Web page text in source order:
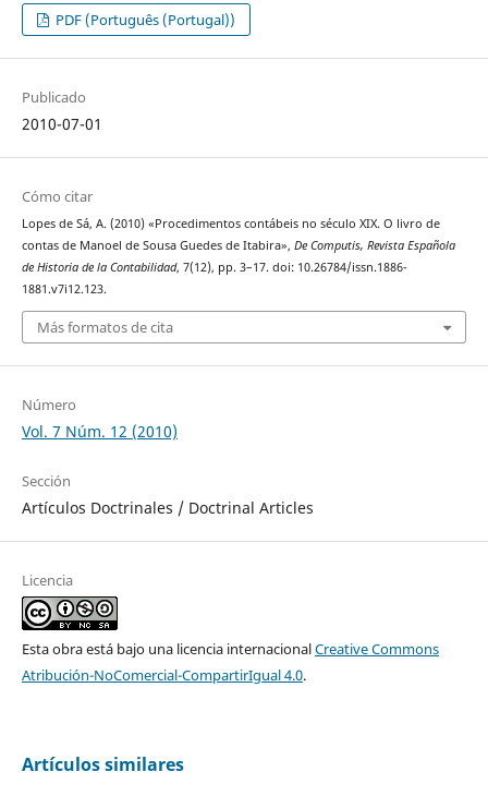
PDF (Português (Portugal))
Publicado
2010-07-01
Cómo citar
Lopes de Sá, A. (2010) «Procedimentos contábeis no século XIX. O livro de
contas de Manoel de Sousa Guedes de Itabira», De Computis, Revista Española
de Historia de la Contabilidad, 7(12), pp. 3–17. doi: 10.26784/issn.1886-
1881.v7i12.123.
Más formatos de cita
Número
Vol. 7 Núm. 12 (2010)
Sección
Artículos Doctrinales / Doctrinal Articles
Licencia
Esta obra está bajo una licencia internacionalCreative Commons
Atribución-NoComercial-CompartirIgual 4.0.
Artículos similares